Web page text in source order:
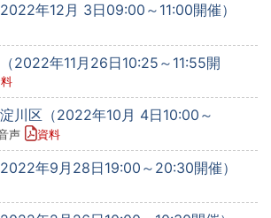
年12月 3日09:00～11:00開催）
2022年11月26日10:25～11:55開
川区（2022年10月 4日10:00～
声 資料
年9月28日19:00～20:30開催）